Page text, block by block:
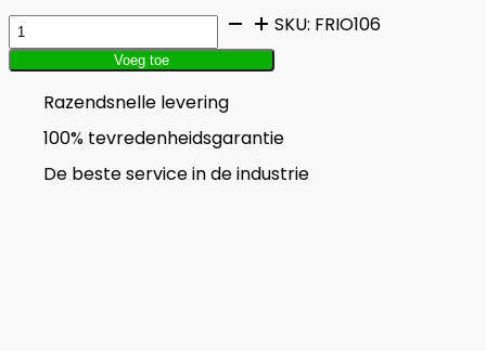
Goulash
kroket
aantal
Voeg toe
SKU: FRIO106
Razendsnelle levering
100% tevredenheidsgarantie
De beste service in de industrie